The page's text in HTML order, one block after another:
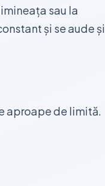
sau la
și se aude și
aproape de limită.